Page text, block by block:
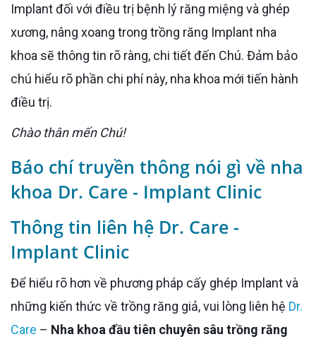
Implant đối với điều trị bệnh lý răng miệng và ghép
xương, nâng xoang trong trồng răng Implant nha
khoa sẽ thông tin rõ ràng, chi tiết đến Chú. Đảm bảo
chú hiểu rõ phần chi phí này, nha khoa mới tiến hành
điều trị.
Chào thân mến Chú!
Báo chí truyền thông nói gì về nha
khoa Dr. Care - Implant Clinic
Thông tin liên hệ Dr. Care -
Implant Clinic
Để hiểu rõ hơn về phương pháp cấy ghép Implant và
những kiến thức về trồng răng giả, vui lòng liên hệ Dr.
Care – Nha khoa đầu tiên chuyên sâu trồng răng